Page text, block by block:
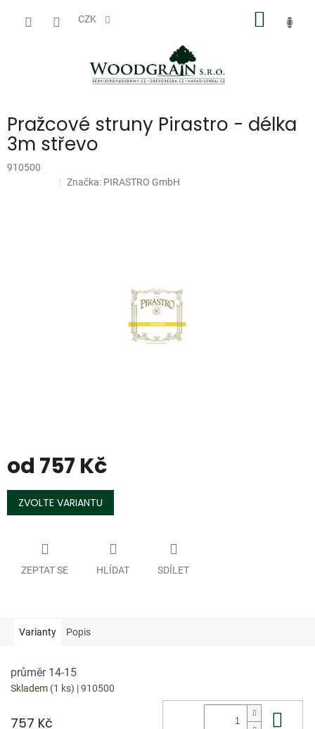
CZK
Pražcové struny Pirastro - délka
3m střevo
910500
Značka: PIRASTRO GmbH
od 757 Kč
Měrná
cena:
ZVOLTE VARIANTU
ZEPTAT SE HLÍDAT SDÍLET
Varianty Popis
průměr 14-15
Skladem (1 ks) | 910500
757 Kč